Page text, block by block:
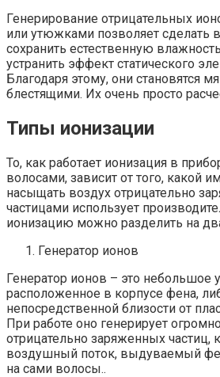
Генерирование отрицательных
или утюжками позволяет сделать
сохранить естественную
устранить эффект статического
Благодаря этому, они становятся
блестящими. Их очень просто
Типы ионизации
То, как работает ионизация в
волосами, зависит от того, какой
насыщать воздух отрицательно
частицами использует
ионизацию можно разделить на
Генератор ионов
Генератор ионов – это небольшое
расположенное в корпусе фена,
непосредственной близости от
При работе оно генерирует
отрицательно заряженных частиц,
воздушный поток, выдуваемый
на сами волосы..